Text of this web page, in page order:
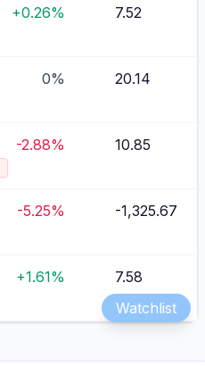
+0.26% 7.52
0% 20.14
-2.88% 10.85
-5.25% -1,325.67
+1.61%
7.58
Watchlist